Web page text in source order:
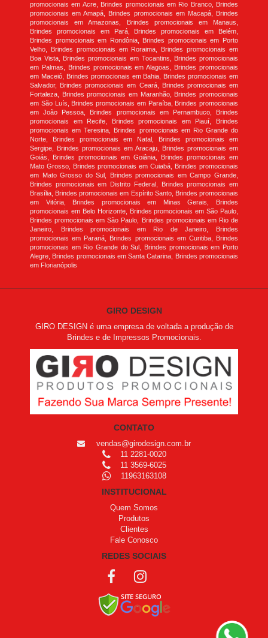
promocionais em Acre, Brindes promocionais em Rio Branco, Brindes
promocionais em Amapá, Brindes promocionais em Macapá, Brindes
promocionais em Amazonas, Brindes promocionais em Manaus,
Brindes promocionais em Pará, Brindes promocionais em Belém,
Brindes promocionais em Rondônia, Brindes promocionais em Porto
Velho, Brindes promocionais em Roraima, Brindes promocionais em
Boa Vista, Brindes promocionais em Tocantins, Brindes promocionais
em Palmas, Brindes promocionais em Alagoas, Brindes promocionais
em Maceió, Brindes promocionais em Bahia, Brindes promocionais em
Salvador, Brindes promocionais em Ceará, Brindes promocionais em
Fortaleza, Brindes promocionais em Maranhão, Brindes promocionais
em São Luís, Brindes promocionais em Paraíba, Brindes promocionais
em João Pessoa, Brindes promocionais em Pernambuco, Brindes
promocionais em Recife, Brindes promocionais em Piauí, Brindes
promocionais em Teresina, Brindes promocionais em Rio Grande do
Norte, Brindes promocionais em Natal, Brindes promocionais em
Sergipe, Brindes promocionais em Aracaju, Brindes promocionais em
Goiás, Brindes promocionais em Goiânia, Brindes promocionais em
Mato Grosso, Brindes promocionais em Cuiabá, Brindes promocionais
em Mato Grosso do Sul, Brindes promocionais em Campo Grande,
Brindes promocionais em Distrito Federal, Brindes promocionais em
Brasília, Brindes promocionais em Espírito Santo, Brindes promocionais
em Vitória, Brindes promocionais em Minas Gerais, Brindes
promocionais em Belo Horizonte, Brindes promocionais em São Paulo,
Brindes promocionais em São Paulo, Brindes promocionais em Rio de
Janeiro, Brindes promocionais em Rio de Janeiro, Brindes
promocionais em Paraná, Brindes promocionais em Curitiba, Brindes
promocionais em Rio Grande do Sul, Brindes promocionais em Porto
Alegre, Brindes promocionais em Santa Catarina, Brindes promocionais
em Florianópolis
GIRO DESIGN
GIRO DESIGN é uma empresa de voltada a produção de
Brindes e de Impressos Promocionais.
CONTATO
vendas@girodesign.com.br
11 2281-0020
11 3569-6025
11963163108
INSTITUCIONAL
Quem Somos
Produtos
Clientes
Fale Conosco
REDES SOCIAIS